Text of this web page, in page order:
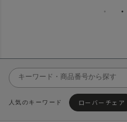
ローバーチェア